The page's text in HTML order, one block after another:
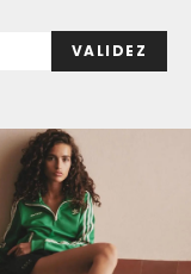
VALIDEZ